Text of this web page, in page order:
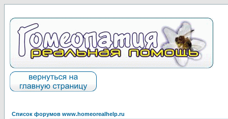
Список форумов www.homeorealhelp.ru